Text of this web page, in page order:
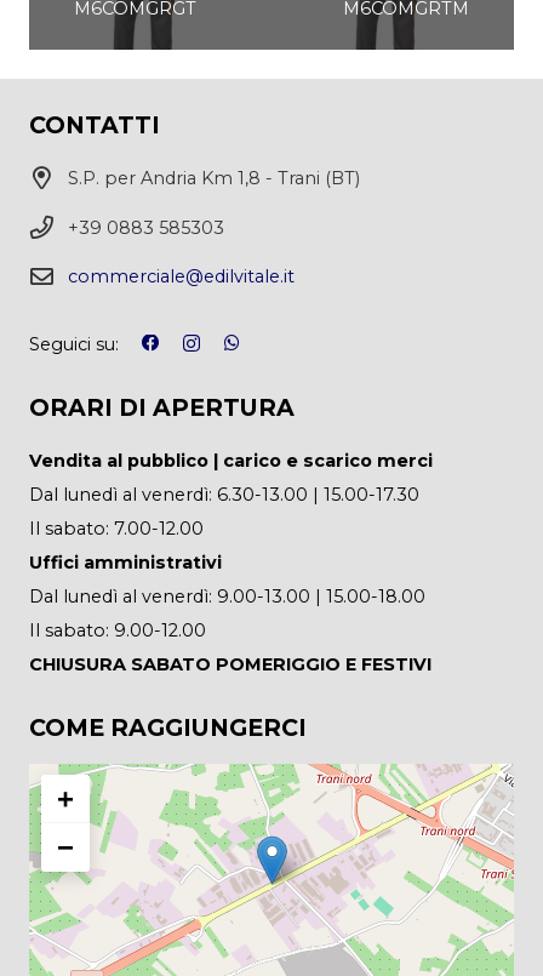
M6COMGRGT
M6COMGRTM
CONTATTI
S.P. per Andria Km 1,8 - Trani (BT)
+39 0883 585303
commerciale@edilvitale.it
Seguici su:
ORARI DI APERTURA
Vendita al pubblico | carico e scarico merci
Dal lunedì al venerdì: 6.30-13.00 | 15.00-17.30
Il sabato: 7.00-12.00
Uffici amministrativi
Dal lunedì al venerdì: 9.00-13.00 | 15.00-18.00
Il sabato: 9.00-12.00
CHIUSURA SABATO POMERIGGIO E FESTIVI
COME RAGGIUNGERCI
+
−